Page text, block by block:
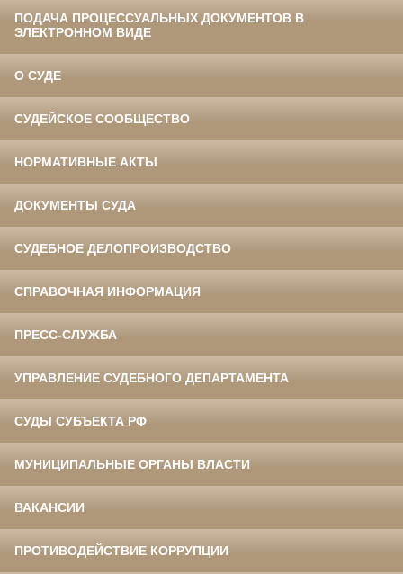
ПОДАЧА ПРОЦЕССУАЛЬНЫХ ДОКУМЕНТОВ В
ЭЛЕКТРОННОМ ВИДЕ
О СУДЕ
СУДЕЙСКОЕ СООБЩЕСТВО
НОРМАТИВНЫЕ АКТЫ
ДОКУМЕНТЫ СУДА
СУДЕБНОЕ ДЕЛОПРОИЗВОДСТВО
СПРАВОЧНАЯ ИНФОРМАЦИЯ
ПРЕСС-СЛУЖБА
УПРАВЛЕНИЕ СУДЕБНОГО ДЕПАРТАМЕНТА
СУДЫ СУБЪЕКТА РФ
МУНИЦИПАЛЬНЫЕ ОРГАНЫ ВЛАСТИ
ВАКАНСИИ
ПРОТИВОДЕЙСТВИЕ КОРРУПЦИИ